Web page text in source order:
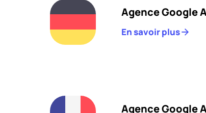
Agence Google
En savoir plus
Agence Google